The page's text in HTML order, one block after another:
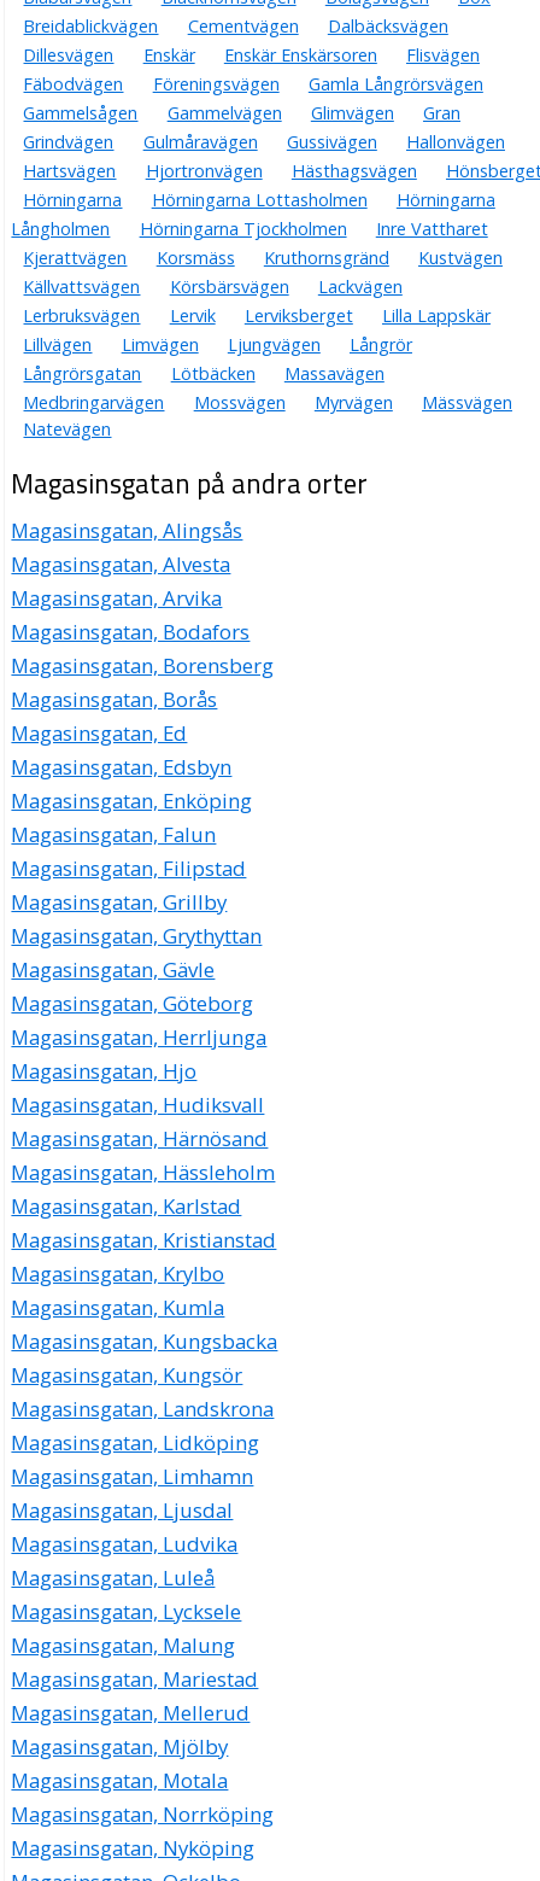
Breidablickvägen
Cementvägen
Dalbäcksvägen
Dillesvägen
Enskär Enskär Enskärsoren
Flisvägen
Fäbodvägen
Föreningsvägen
Gamla Långrörsvägen
Gammelsågen
Gammelvägen Glimvägen
Gran
Grindvägen
Gulmåravägen Gussivägen
Hallonvägen
Hartsvägen
Hjortronvägen Hästhagsvägen
Hörningarna
Hörningarna Lottasholmen
Hörningarna
Långholmen
Hörningarna Tjockholmen
Inre Vattharet
Kjerattvägen
Korsmäss Kruthornsgränd
Kustvägen
Källvattsvägen
Körsbärsvägen
Lackvägen
Lerbruksvägen
Lervik Lerviksberget
Lilla Lappskär
Lillvägen
Limvägen Ljungvägen
Långrör
Långrörsgatan
Lötbäcken
Massavägen
Medbringarvägen
Mossvägen Myrvägen
Mässvägen
Natevägen
Magasinsgatan på andra orter
Magasinsgatan, Alingsås
Magasinsgatan, Alvesta
Magasinsgatan, Arvika
Magasinsgatan, Bodafors
Magasinsgatan, Borensberg
Magasinsgatan, Borås
Magasinsgatan, Ed
Magasinsgatan, Edsbyn
Magasinsgatan, Enköping
Magasinsgatan, Falun
Magasinsgatan, Filipstad
Magasinsgatan, Grillby
Magasinsgatan, Grythyttan
Magasinsgatan, Gävle
Magasinsgatan, Göteborg
Magasinsgatan, Herrljunga
Magasinsgatan, Hjo
Magasinsgatan, Hudiksvall
Magasinsgatan, Härnösand
Magasinsgatan, Hässleholm
Magasinsgatan, Karlstad
Magasinsgatan, Kristianstad
Magasinsgatan, Krylbo
Magasinsgatan, Kumla
Magasinsgatan, Kungsbacka
Magasinsgatan, Kungsör
Magasinsgatan, Landskrona
Magasinsgatan, Lidköping
Magasinsgatan, Limhamn
Magasinsgatan, Ljusdal
Magasinsgatan, Ludvika
Magasinsgatan, Luleå
Magasinsgatan, Lycksele
Magasinsgatan, Malung
Magasinsgatan, Mariestad
Magasinsgatan, Mellerud
Magasinsgatan, Mjölby
Magasinsgatan, Motala
Magasinsgatan, Norrköping
Magasinsgatan, Nyköping